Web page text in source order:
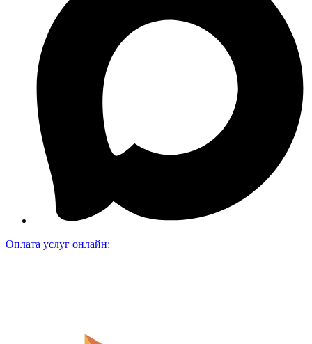
Оплата услуг онлайн: